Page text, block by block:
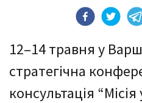
12–14 травня у
стратегічна
консультація